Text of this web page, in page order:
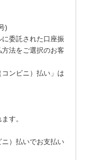
)
委託された口座振
法をご選択のお客
ンビニ）払い」は
す。
）払いでお支払い